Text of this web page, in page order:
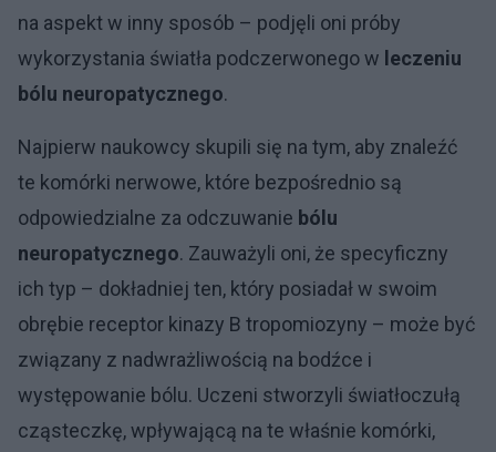
na aspekt w inny sposób – podjęli oni próby
wykorzystania światła podczerwonego w leczeniu
bólu neuropatycznego.
Najpierw naukowcy skupili się na tym, aby znaleźć
te komórki nerwowe, które bezpośrednio są
odpowiedzialne za odczuwanie bólu
neuropatycznego. Zauważyli oni, że specyficzny
ich typ – dokładniej ten, który posiadał w swoim
obrębie receptor kinazy B tropomiozyny – może być
związany z nadwrażliwością na bodźce i
występowanie bólu. Uczeni stworzyli światłoczułą
cząsteczkę, wpływającą na te właśnie komórki,